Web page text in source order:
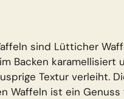
sind Lütticher
Backen karamellisiert
Textur verleiht.
Waffeln ist ein